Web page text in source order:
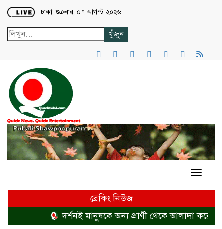
Loading...
ঢাকা, শুক্রবার, ০৭ আগস্ট ২০২৬
ব্রেকিং নিউজ
দর্শনই মানুষকে অন্য প্রাণী থেকে আলাদা করে